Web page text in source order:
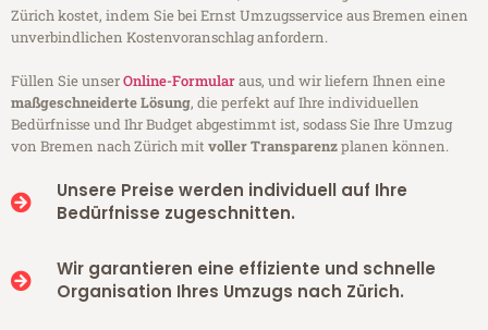
Zürich kostet, indem Sie bei Ernst Umzugsservice aus Bremen einen
unverbindlichen Kostenvoranschlag anfordern.
Füllen Sie unserOnline-Formularaus, und wir liefern Ihnen eine
maßgeschneiderte Lösung, die perfekt auf Ihre individuellen
Bedürfnisse und Ihr Budget abgestimmt ist, sodass Sie Ihre Umzug
von Bremen nach Zürich mitvoller Transparenzplanen können.
Unsere Preise werden individuell auf Ihre
Bedürfnisse zugeschnitten.
Wir garantieren eine effiziente und schnelle
Organisation Ihres Umzugs nach Zürich.